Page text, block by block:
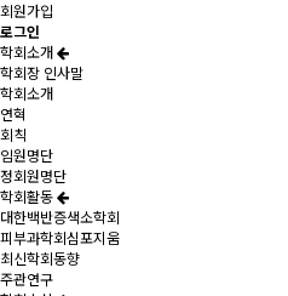
회원가입
로그인
학회소개
학회장 인사말
학회소개
연혁
회칙
임원명단
정회원명단
학회활동
대한백반증색소학회
피부과학회심포지움
최신학회동향
주관연구